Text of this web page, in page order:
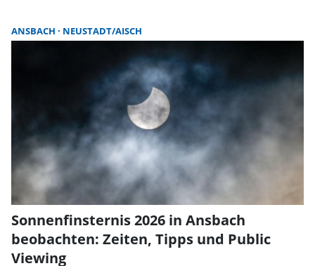
ANSBACH NEUSTADT/AISCH
Sonnenfinsternis 2026 in Ansbach
beobachten: Zeiten, Tipps und Public
Viewing